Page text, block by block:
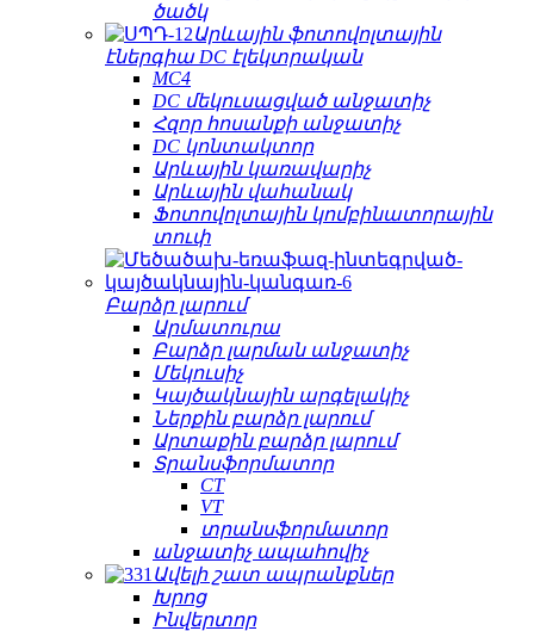
ծածկ
Արևային ֆոտովոլտային
էներգիա DC էլեկտրական
MC4
DC մեկուսացված անջատիչ
Հզոր հոսանքի անջատիչ
DC կոնտակտոր
Արևային կառավարիչ
Արևային վահանակ
Ֆոտովոլտային կոմբինատորային
տուփ
Բարձր լարում
Արմատուրա
Բարձր լարման անջատիչ
Մեկուսիչ
Կայծակնային արգելակիչ
Ներքին բարձր լարում
Արտաքին բարձր լարում
Տրանսֆորմատոր
CT
VT
տրանսֆորմատոր
անջատիչ ապահովիչ
Ավելի շատ ապրանքներ
Խրոց
Ինվերտոր